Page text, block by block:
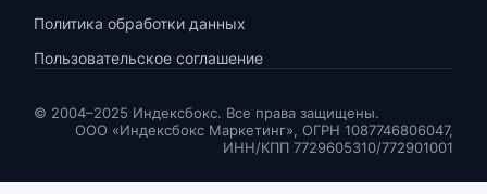
Политика обработки данных
Пользовательское соглашение
© 2004–2025 Индексбокс. Все права защищены.
ООО «Индексбокс Маркетинг», ОГРН 1087746806047,
ИНН/КПП 7729605310/772901001